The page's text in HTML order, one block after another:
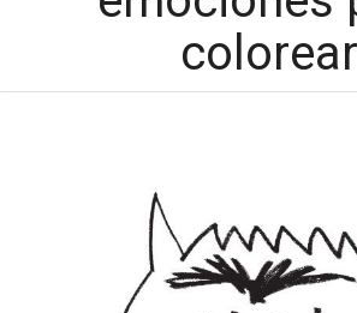
colorear